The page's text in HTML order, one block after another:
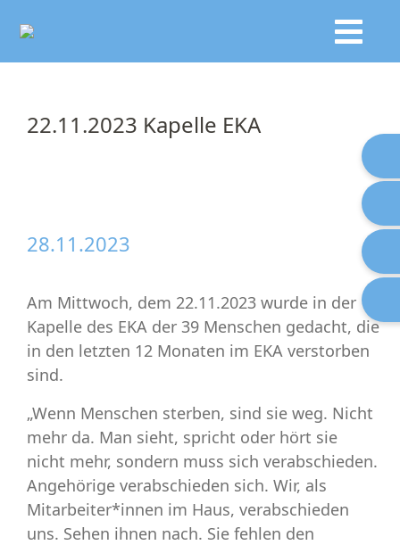
22.11.2023 Kapelle EKA
28.11.2023
Am Mittwoch, dem 22.11.2023 wurde in der
Kapelle des EKA der 39 Menschen gedacht, die
in den letzten 12 Monaten im EKA verstorben
sind.
„Wenn Menschen sterben, sind sie weg. Nicht
mehr da. Man sieht, spricht oder hört sie
nicht mehr, sondern muss sich verabschieden.
Angehörige verabschieden sich. Wir, als
Mitarbeiter*innen im Haus, verabschieden
uns. Sehen ihnen nach. Sie fehlen den